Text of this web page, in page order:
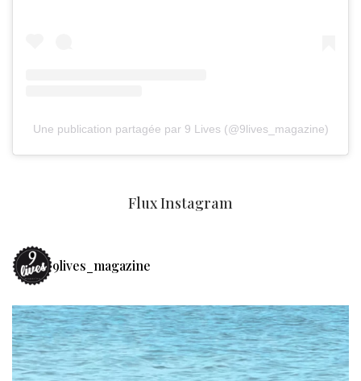
Une publication partagée par 9 Lives (@9lives_magazine)
Flux Instagram
9lives_magazine